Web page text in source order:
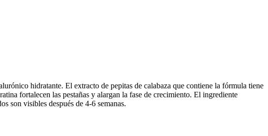
hidratante. El extracto de pepitas de calabaza que contiene la fórmula tiene
fortalecen las pestañas y alargan la fase de crecimiento. El ingrediente
son visibles después de 4-6 semanas.